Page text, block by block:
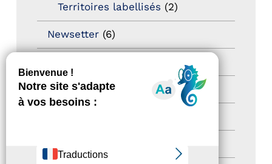
Territoires labellisés (2)
Newsetter(6)
Nos Actions(112)